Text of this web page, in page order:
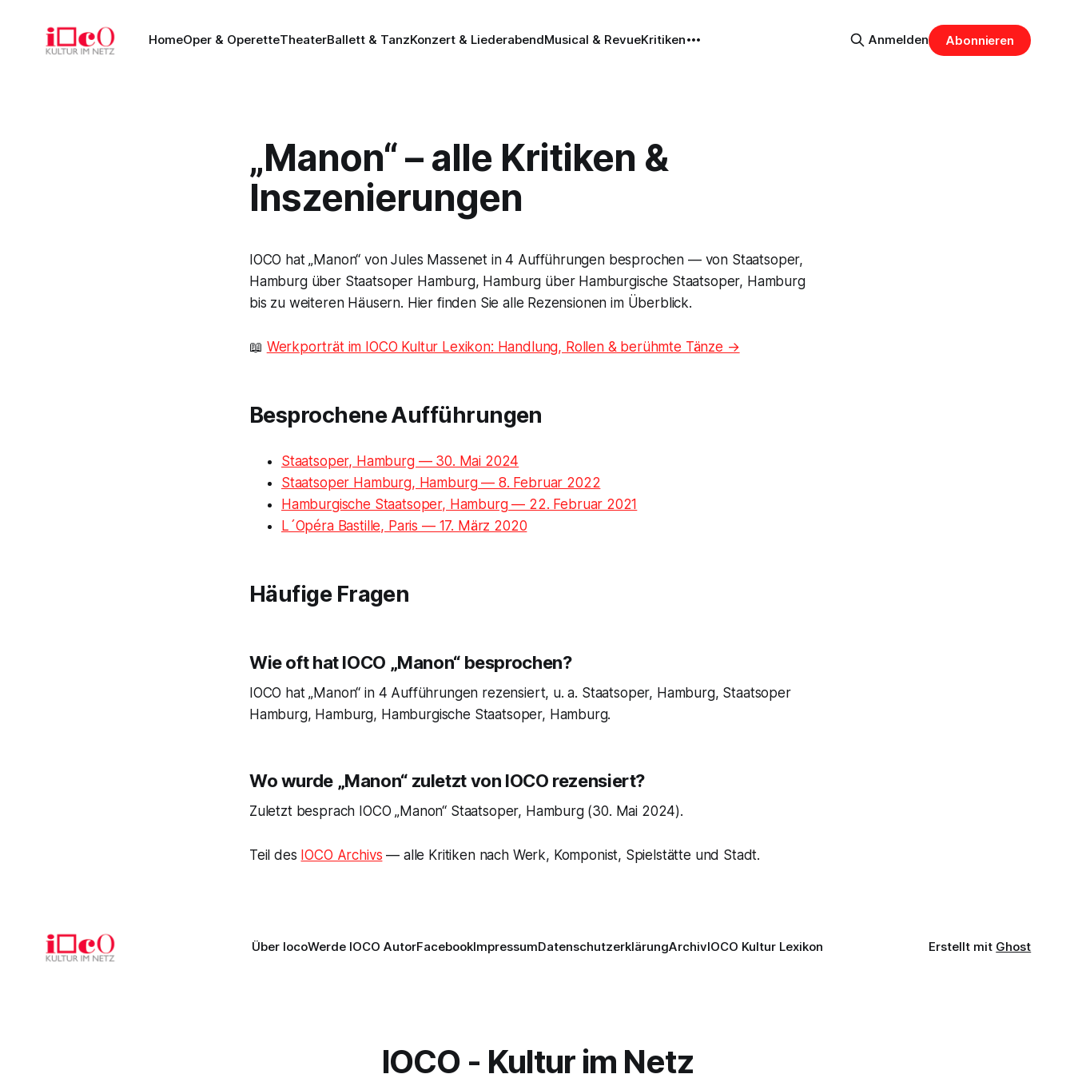
HomeOper & OperetteTheaterBallett & TanzKonzert & LiederabendMusical & RevueKritiken Anmelden Abonnieren
„Manon“ – alle Kritiken &
Inszenierungen
IOCO hat „Manon“ von Jules Massenet in 4 Aufführungen besprochen — von Staatsoper,
Hamburg über Staatsoper Hamburg, Hamburg über Hamburgische Staatsoper, Hamburg
bis zu weiteren Häusern. Hier finden Sie alle Rezensionen im Überblick.
📖 Werkporträt im IOCO Kultur Lexikon: Handlung, Rollen & berühmte Tänze →
Besprochene Aufführungen
Staatsoper, Hamburg — 30. Mai 2024
Staatsoper Hamburg, Hamburg — 8. Februar 2022
Hamburgische Staatsoper, Hamburg — 22. Februar 2021
L´Opéra Bastille, Paris — 17. März 2020
Häufige Fragen
Wie oft hat IOCO „Manon“ besprochen?
IOCO hat „Manon“ in 4 Aufführungen rezensiert, u. a. Staatsoper, Hamburg, Staatsoper
Hamburg, Hamburg, Hamburgische Staatsoper, Hamburg.
Wo wurde „Manon“ zuletzt von IOCO rezensiert?
Zuletzt besprach IOCO „Manon“ Staatsoper, Hamburg (30. Mai 2024).
Teil des IOCO Archivs — alle Kritiken nach Werk, Komponist, Spielstätte und Stadt.
Über IocoWerde IOCO AutorFacebookImpressumDatenschutzerklärungArchivIOCO Kultur Lexikon Erstellt mit Ghost
IOCO - Kultur im Netz